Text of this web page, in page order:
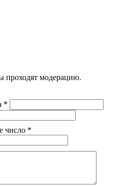
проходят модерацию.
*
число *